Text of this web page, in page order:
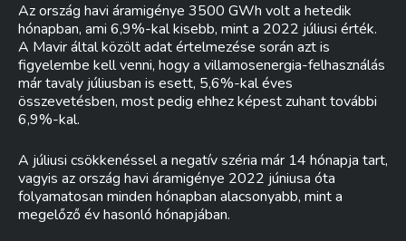
Az ország havi áramigénye 3500 GWh volt a hetedik
hónapban, ami 6,9%-kal kisebb, mint a 2022 júliusi érték.
A Mavir által közölt adat értelmezése során azt is
figyelembe kell venni, hogy a villamosenergia-felhasználás
már tavaly júliusban is esett, 5,6%-kal éves
összevetésben, most pedig ehhez képest zuhant további
6,9%-kal.
A júliusi csökkenéssel a negatív széria már 14 hónapja tart,
vagyis az ország havi áramigénye 2022 júniusa óta
folyamatosan minden hónapban alacsonyabb, mint a
megelőző év hasonló hónapjában.